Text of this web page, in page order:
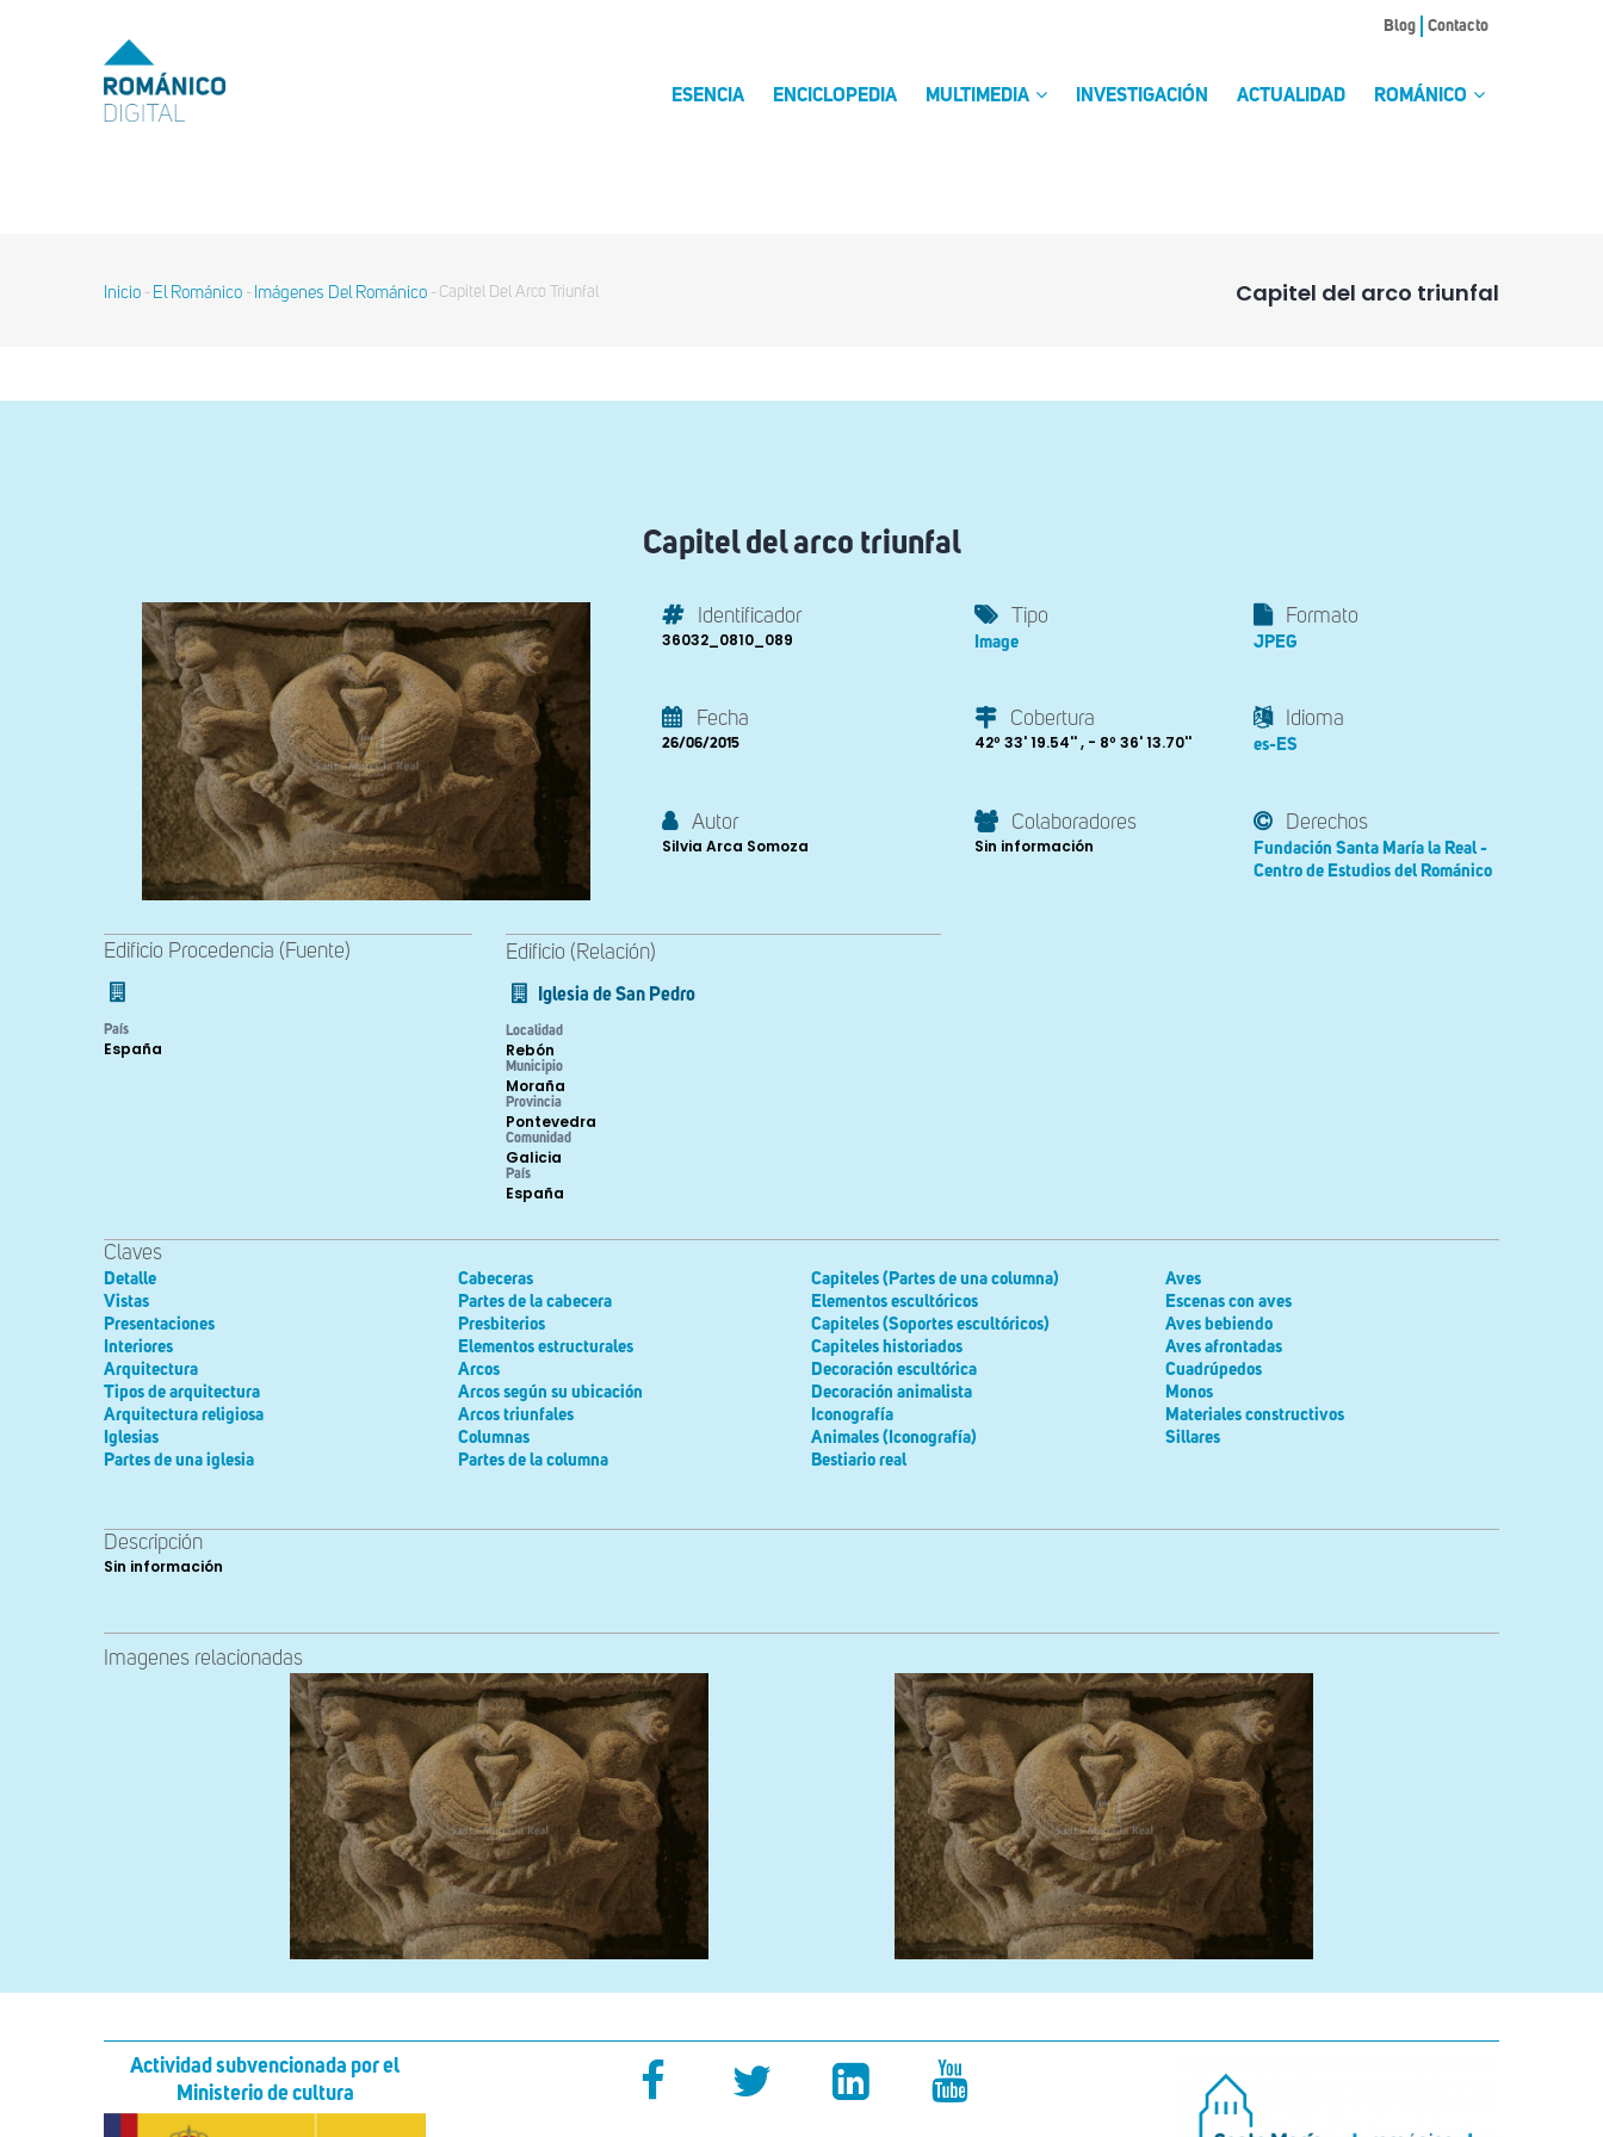
MENU
TOP
Blog Contacto
ESENCIA ENCICLOPEDIA MULTIMEDIA INVESTIGACIÓN ACTUALIDAD ROMÁNICO
Capitel del arco triunfal
Sobrescribir
Inicio - El Románico - Imágenes Del Románico - Capitel Del Arco Triunfal
Capitel del arco triunfal
Identificador
36032_0810_089
Tipo
Image
Formato
JPEG
Fecha
26/06/2015
Cobertura
42º 33' 19.54'' , - 8º 36' 13.70''
Idioma
es-ES
Autor
Silvia Arca Somoza
Colaboradores
Sin información
Derechos
Fundación Santa María la Real -
Centro de Estudios del Románico
Edificio Procedencia (Fuente)
País
España
Edificio (Relación)
Iglesia de San Pedro
Localidad
Rebón
Municipio
Moraña
Provincia
Pontevedra
Comunidad
Galicia
País
España
Claves
Detalle
Vistas
Presentaciones
Interiores
Arquitectura
Tipos de arquitectura
Arquitectura religiosa
Iglesias
Partes de una iglesia
Cabeceras
Partes de la cabecera
Presbiterios
Elementos estructurales
Arcos
Arcos según su ubicación
Arcos triunfales
Columnas
Partes de la columna
Capiteles (Partes de una columna)
Elementos escultóricos
Capiteles (Soportes escultóricos)
Capiteles historiados
Decoración escultórica
Decoración animalista
Iconografía
Animales (Iconografía)
Bestiario real
Aves
Escenas con aves
Aves bebiendo
Aves afrontadas
Cuadrúpedos
Monos
Materiales constructivos
Sillares
Descripción
Sin información
Imagenes relacionadas
Actividad subvencionada por el
Ministerio de cultura